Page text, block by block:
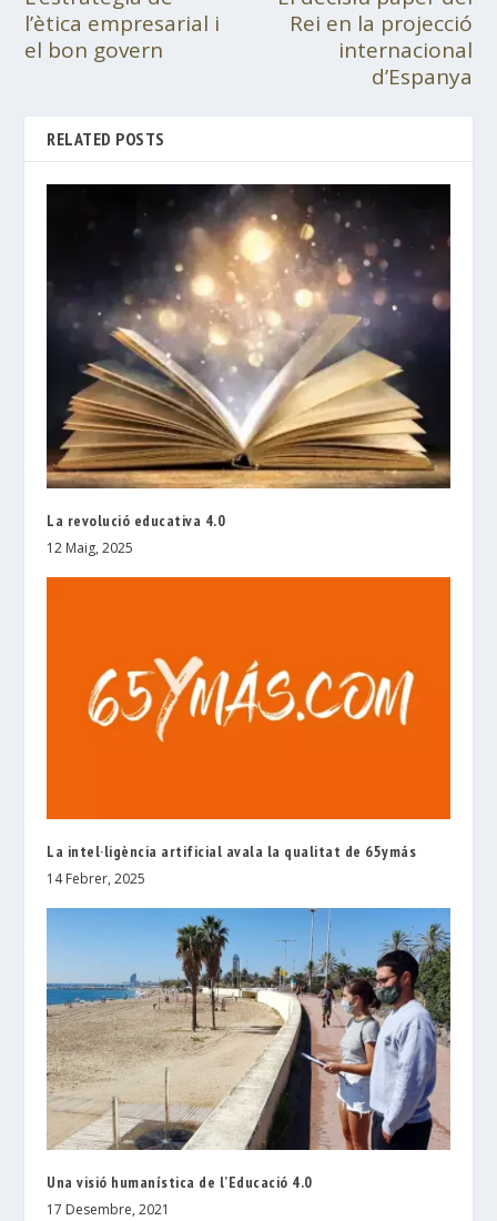
l’ètica empresarial i
el bon govern
Rei en la projecció
internacional
d’Espanya
RELATED POSTS
La revolució educativa 4.0
12 Maig, 2025
La intel·ligència artificial avala la qualitat de 65ymás
14 Febrer, 2025
Una visió humanística de l’Educació 4.0
17 Desembre, 2021